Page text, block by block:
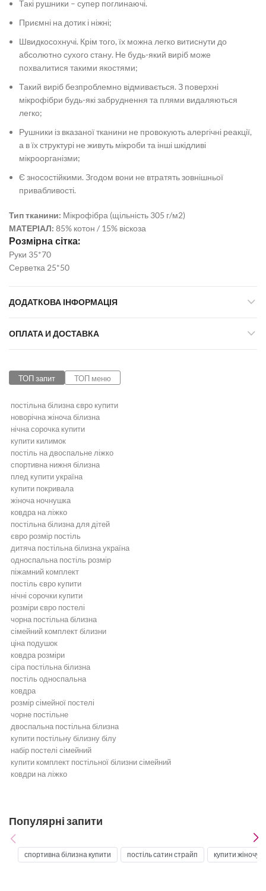
Такі рушники – супер поглинаючі.
Приємні на дотик і ніжні;
Швидкосохнучі. Крім того, їх можна легко витиснути до
абсолютно сухого стану. Не будь-який виріб може
похвалитися такими якостями;
Такий виріб безпроблемно відмивається. З поверхні
мікрофібри будь-які забруднення та плями видаляються
легко;
Рушники із вказаної тканини не провокують алергічні реакції,
а в їх структурі не живуть мікроби та інші шкідливі
мікроорганізми;
Є зносостійкими. Згодом вони не втратять зовнішньої
привабливості.
Тип тканини: Мікрофібра (щільність 305 г/м2)
МАТЕРІАЛ: 85% котон / 15% віскоза
Розмірна сітка:
Руки 35*70
Серветка 25*50
ДОДАТКОВА ІНФОРМАЦІЯ
ОПЛАТА И ДОСТАВКА
ТОП запит ТОП меню
постільна білизна євро купити
новорічна жіноча білизна
нічна сорочка купити
купити килимок
постіль на двоспальне ліжко
спортивна нижня білизна
плед купити україна
купити покривала
жіноча ночнушка
ковдра на ліжко
постільна білизна для дітей
євро розмір постіль
дитяча постільна білизна україна
односпальна постіль розмір
піжамний комплект
постіль євро купити
нічні сорочки купити
розміри євро постелі
чорна постільна білизна
сімейний комплект білизни
ціна подушок
ковдра розміри
сіра постільна білизна
постіль односпальна
ковдра
розмір сімейної постелі
чорне постільне
двоспальна постільна білизна
купити постільну білизну білу
набір постелі сімейний
купити комплект постільної білизни сімейний
ковдри на ліжко
Бірюзова постільна білизна
Бордова постільна білизна
Блакитна постільна білизна
Постільна білизна жовта
Популярні запити
спортивна білизна купити постіль сатин страйп купити жіночу